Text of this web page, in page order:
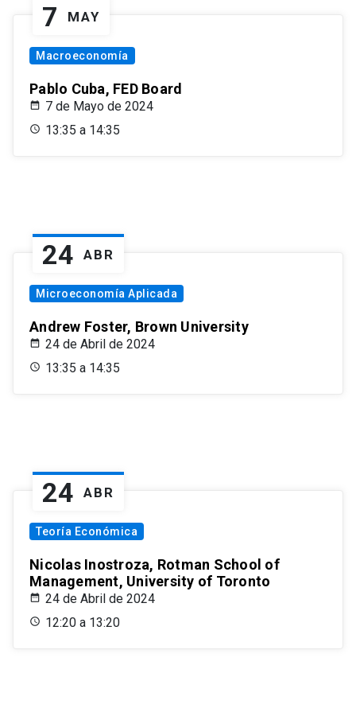
7 MAY
Macroeconomía
Pablo Cuba, FED Board
7 de Mayo de 2024
13:35 a 14:35
24 ABR
Microeconomía Aplicada
Andrew Foster, Brown University
24 de Abril de 2024
13:35 a 14:35
24 ABR
Teoría Económica
Nicolas Inostroza, Rotman School of
Management, University of Toronto
24 de Abril de 2024
12:20 a 13:20